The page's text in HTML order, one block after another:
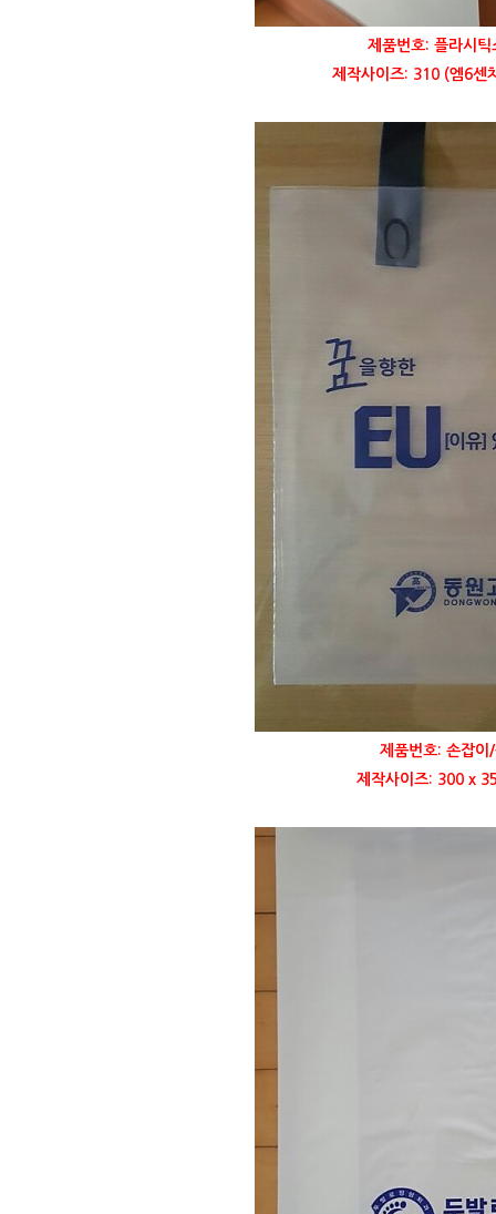
제품번호: 플라시
제작사이즈: 310 (엠6센
제품번호: 손잡이
제작사이즈: 300 x